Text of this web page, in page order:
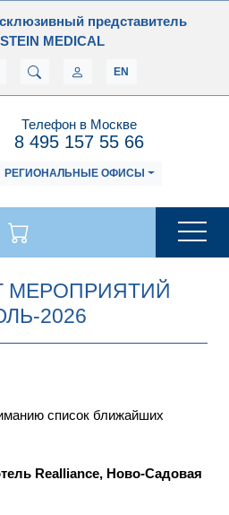
представитель
MEDICAL
EN
Телефон в Москве
8 495 157 55 66
РЕГИОНАЛЬНЫЕ ОФИСЫ
МЕРОПРИЯТИЙ
2026
список ближайших
Realliance, Ново-Садовая